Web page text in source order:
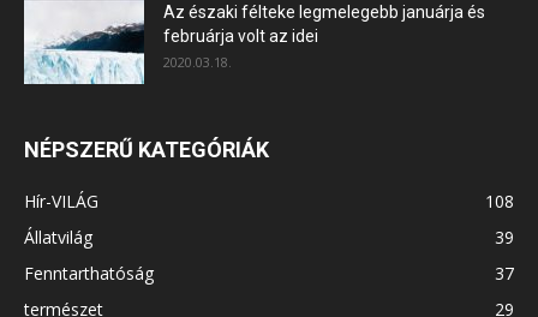
Az északi félteke legmelegebb januárja és
februárja volt az idei
2020.03.18.
NÉPSZERŰ KATEGÓRIÁK
Hír-VILÁG
108
Állatvilág
39
Fenntarthatóság
37
természet
29